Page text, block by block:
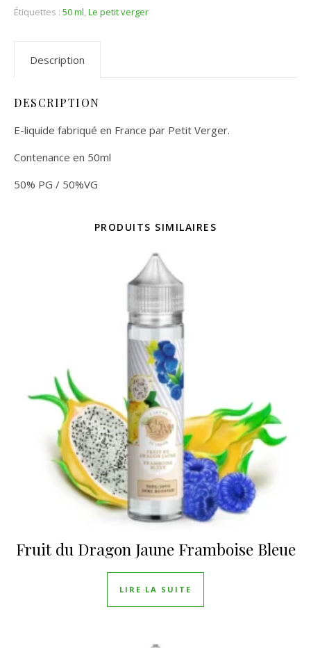
Étiquettes : 50 ml,Le petit verger
Description
DESCRIPTION
E-liquide fabriqué en France par Petit Verger.
Contenance en 50ml
50% PG / 50%VG
PRODUITS SIMILAIRES
Fruit du Dragon Jaune Framboise Bleue
LIRE LA SUITE